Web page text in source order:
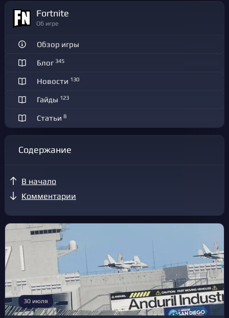
Fortnite
Об игре
Обзор игры
Блог 345
Новости 130
Гайды 123
Статьи 8
Содержание
В начало
Комментарии
30 июля